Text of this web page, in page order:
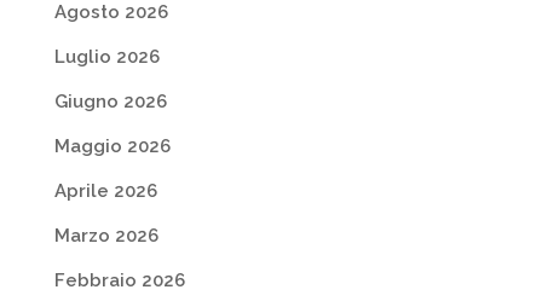
Agosto 2026
Luglio 2026
Giugno 2026
Maggio 2026
Aprile 2026
Marzo 2026
Febbraio 2026